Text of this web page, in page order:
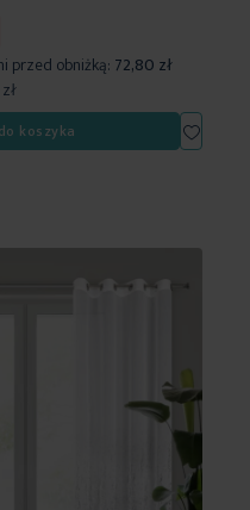
przed obniżką: 72,80 zł
koszyka
Dodaj
do